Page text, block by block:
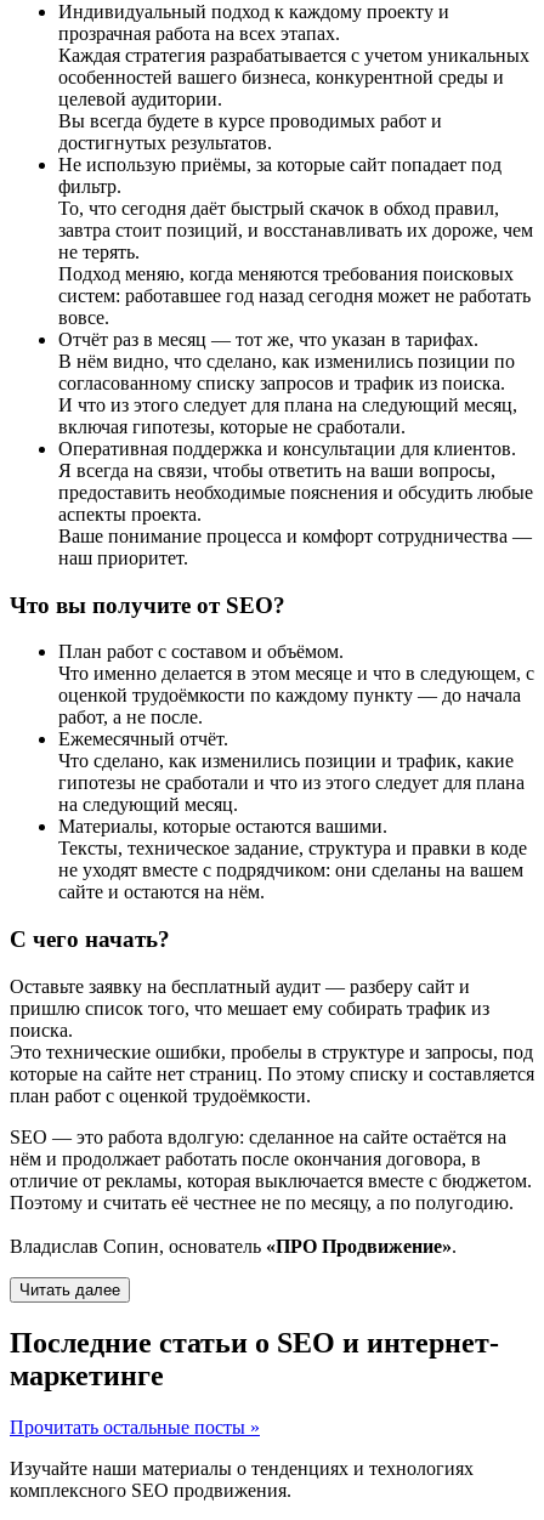
Индивидуальный подход к каждому проекту и
прозрачная работа на всех этапах.
Каждая стратегия разрабатывается с учетом уникальных
особенностей вашего бизнеса, конкурентной среды и
целевой аудитории.
Вы всегда будете в курсе проводимых работ и
достигнутых результатов.
Не использую приёмы, за которые сайт попадает под
фильтр.
То, что сегодня даёт быстрый скачок в обход правил,
завтра стоит позиций, и восстанавливать их дороже, чем
не терять.
Подход меняю, когда меняются требования поисковых
систем: работавшее год назад сегодня может не работать
вовсе.
Отчёт раз в месяц — тот же, что указан в тарифах.
В нём видно, что сделано, как изменились позиции по
согласованному списку запросов и трафик из поиска.
И что из этого следует для плана на следующий месяц,
включая гипотезы, которые не сработали.
Оперативная поддержка и консультации для клиентов.
Я всегда на связи, чтобы ответить на ваши вопросы,
предоставить необходимые пояснения и обсудить любые
аспекты проекта.
Ваше понимание процесса и комфорт сотрудничества —
наш приоритет.
Что вы получите от SEO?
План работ с составом и объёмом.
Что именно делается в этом месяце и что в следующем, с
оценкой трудоёмкости по каждому пункту — до начала
работ, а не после.
Ежемесячный отчёт.
Что сделано, как изменились позиции и трафик, какие
гипотезы не сработали и что из этого следует для плана
на следующий месяц.
Материалы, которые остаются вашими.
Тексты, техническое задание, структура и правки в коде
не уходят вместе с подрядчиком: они сделаны на вашем
сайте и остаются на нём.
С чего начать?
Оставьте заявку на бесплатный аудит — разберу сайт и
пришлю список того, что мешает ему собирать трафик из
поиска.
Это технические ошибки, пробелы в структуре и запросы, под
которые на сайте нет страниц. По этому списку и составляется
план работ с оценкой трудоёмкости.
SEO — это работа вдолгую: сделанное на сайте остаётся на
нём и продолжает работать после окончания договора, в
отличие от рекламы, которая выключается вместе с бюджетом.
Поэтому и считать её честнее не по месяцу, а по полугодию.
Владислав Сопин, основатель «ПРО Продвижение».
Читать далее
Последние статьи о SEO и интернет-
маркетинге
Прочитать остальные посты »
Изучайте наши материалы о тенденциях и технологиях
комплексного SEO продвижения.